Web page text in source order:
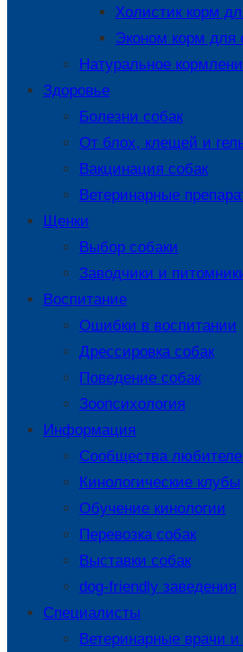
Холистик корм
Эконом корм для
Натуральное
Здоровье
Болезни собак
От блох, клещей и
Вакцинация собак
Ветеринарные
Щенки
Выбор собаки
Заводчики и
Воспитание
Ошибки в воспитании
Дрессировка собак
Поведение собак
Зоопсихология
Информация
Сообщества
Кинологические клубы
Обучение кинологии
Перевозка собак
Выставки собак
dog-friendly заведения
Специалисты
Ветеринарные врачи и